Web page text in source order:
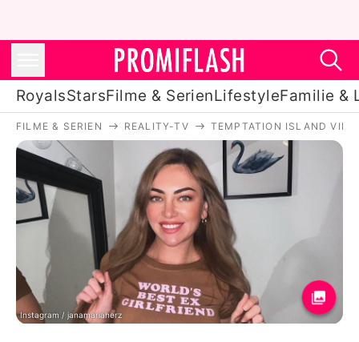
RoyalsStarsFilme & SerienLifestyleFamilie &
Royals
Stars
Filme & Serien
Lifestyle
Familie & Liebe
Promiflash Exklusiv
FILME & SERIEN REALITY-TV TEMPTATION ISLAND VIP
Instagram / janamariaherz